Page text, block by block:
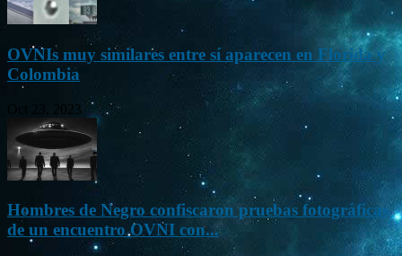
OVNIs muy similares entre sí aparecen en Florida y
Colombia
Oct 23, 2023
Hombres de Negro confiscaron pruebas fotográficas
de un encuentro OVNI con...